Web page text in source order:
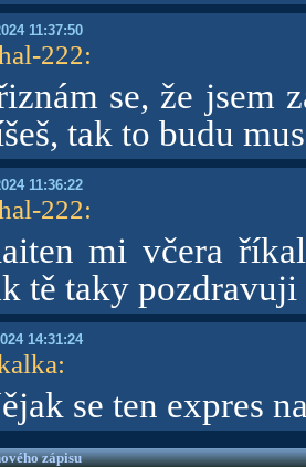
11:37:50
222:
se, že jsem
tak to budu
11:36:22
222:
mi včera
tě taky pozdravuji
14:31:24
:
se ten expres
zápisu